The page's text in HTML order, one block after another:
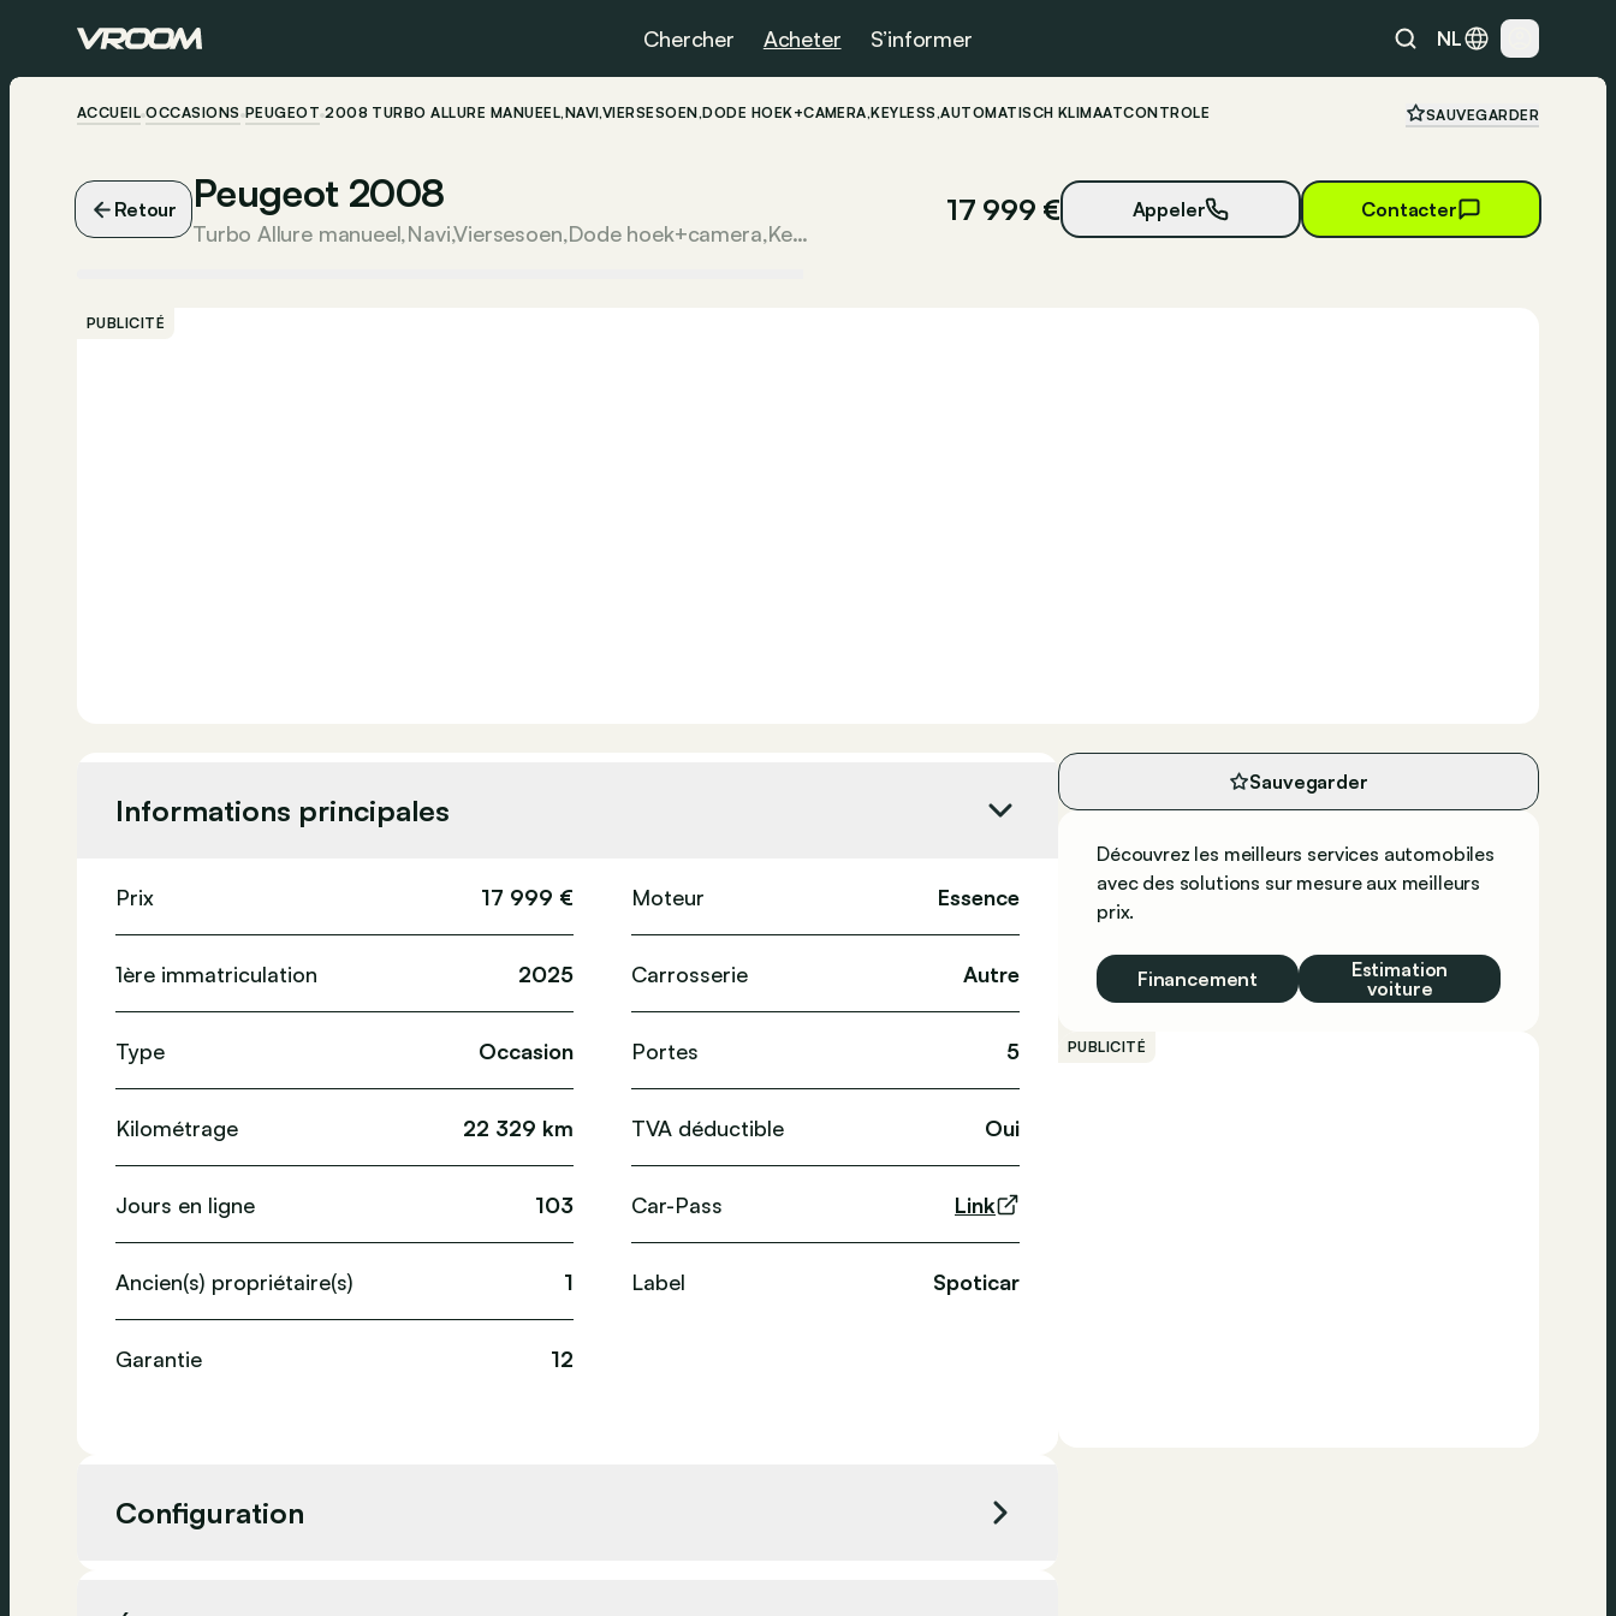
Chercher Acheter S’informer NL
ACCUEIL OCCASIONS PEUGEOT 2008 TURBO ALLURE MANUEEL,NAVI,VIERSESOEN,DODE HOEK+CAMERA,KEYLESS,AUTOMATISCH KLIMAATCONTROLE SAUVEGARDER
Retour Peugeot 2008
Turbo Allure manueel,Navi,Viersesoen,Dode hoek+camera,Keyless,Automatisch klimaatcontrole
17 999 € Appeler
Contacter
PUBLICITÉ
Informations principales
Prix 17 999 €
1ère immatriculation 2025
Type Occasion
Kilométrage 22 329 km
Jours en ligne 103
Ancien(s) propriétaire(s) 1
Garantie 12
Moteur Essence
Carrosserie Autre
Portes 5
TVA déductible Oui
Car-Pass Link
Label Spoticar
Configuration
Sauvegarder
Découvrez les meilleurs services automobiles
avec des solutions sur mesure aux meilleurs
prix.
Financement
Estimation
voiture
PUBLICITÉ